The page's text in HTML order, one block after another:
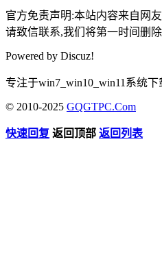
官方免责声明:本站内容来自网
请致信联系,我们将第一时间删
Powered by Discuz!
专注于win7_win10_win11系统下
© 2010-2025 GQGTPC.Com
快速回复 返回顶部 返回列表